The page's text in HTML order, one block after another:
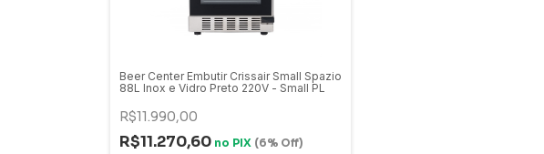
Beer Center Embutir Crissair Small Spazio
88L Inox e Vidro Preto 220V - Small PL
R$11.990,00
R$11.270,60 no PIX (6% Off)